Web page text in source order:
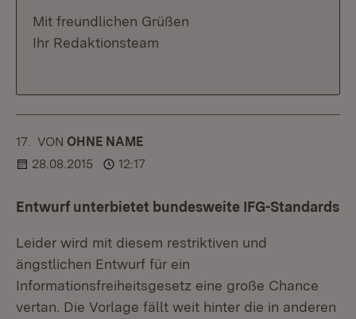
Mit freundlichen Grüßen
Ihr Redaktionsteam
17. KOMMENTAR
VON :OHNE NAME
28.08.2015
12:17
Entwurf unterbietet bundesweite IFG-Standards
Leider wird mit diesem restriktiven und
ängstlichen Entwurf für ein
Informationsfreiheitsgesetz eine große Chance
vertan. Die Vorlage fällt weit hinter die in anderen